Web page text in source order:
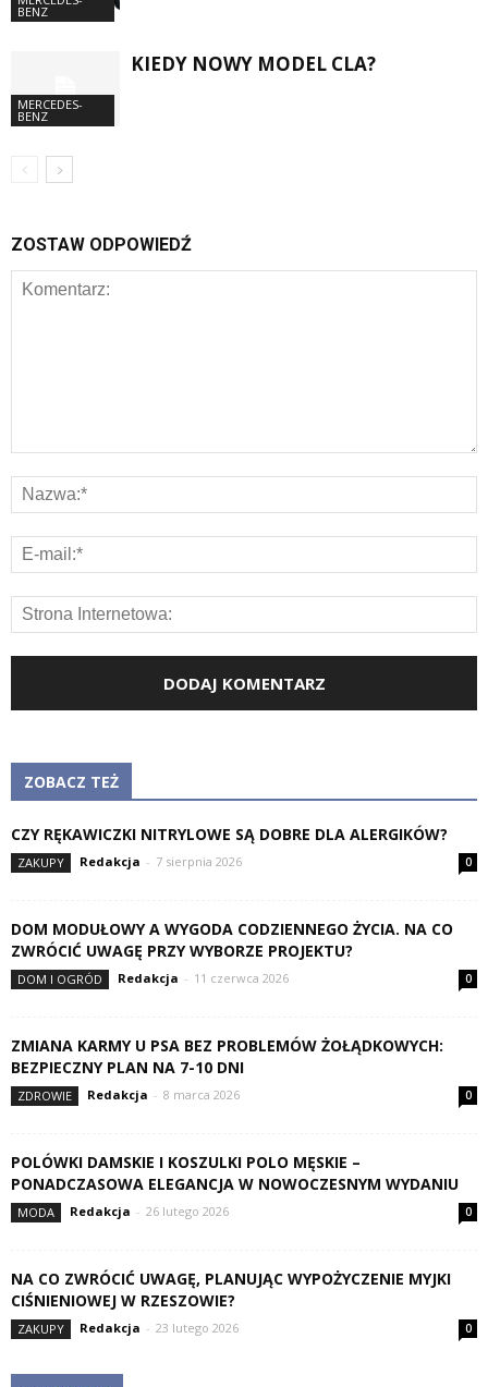
BENZ
MERCEDES-
BENZ
KIEDY NOWY MODEL CLA?
ZOSTAW ODPOWIEDŹ
ZOBACZ TEŻ
CZY RĘKAWICZKI NITRYLOWE SĄ DOBRE DLA ALERGIKÓW?
ZAKUPY Redakcja - 7 sierpnia 2026 0
DOM MODUŁOWY A WYGODA CODZIENNEGO ŻYCIA. NA CO
ZWRÓCIĆ UWAGĘ PRZY WYBORZE PROJEKTU?
DOM I OGRÓD Redakcja - 11 czerwca 2026 0
ZMIANA KARMY U PSA BEZ PROBLEMÓW ŻOŁĄDKOWYCH:
BEZPIECZNY PLAN NA 7-10 DNI
ZDROWIE Redakcja - 8 marca 2026 0
POLÓWKI DAMSKIE I KOSZULKI POLO MĘSKIE –
PONADCZASOWA ELEGANCJA W NOWOCZESNYM WYDANIU
MODA Redakcja - 26 lutego 2026 0
NA CO ZWRÓCIĆ UWAGĘ, PLANUJĄC WYPOŻYCZENIE MYJKI
CIŚNIENIOWEJ W RZESZOWIE?
ZAKUPY Redakcja - 23 lutego 2026 0